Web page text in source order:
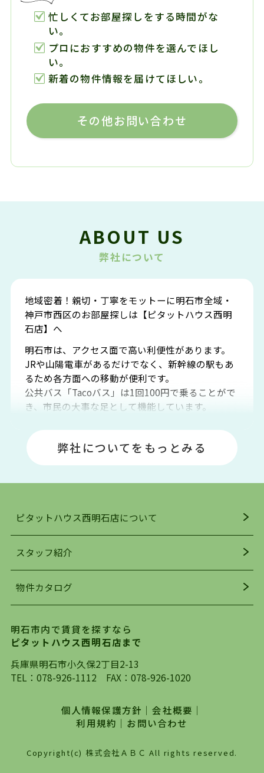
忙しくてお部屋探しをする時間がな
い。
プロにおすすめの物件を選んでほし
い。
新着の物件情報を届けてほしい。
その他お問い合わせ
ABOUT US
弊社について
地域密着！親切・丁寧をモットーに明石市全域・
神戸市西区のお部屋探しは【ピタットハウス西明
石店】へ
明石市は、アクセス面で高い利便性があります。
JRや山陽電車があるだけでなく、新幹線の駅もあ
るため各方面への移動が便利です。
公共バス「Tacoバス」は1回100円で乗ることがで
き、市民の大事な足として機能しています。
場や釣りスポットが多くあります。JR「大久保
駅」周辺には、ビブレ・イオンをはじめとした買
い物施設も多くあり、買い物にも困りません。
明石駅・西明石駅を中心に、明石市・神戸市西区
でお部屋探している方は、ぜひ当ＨＰにて物件を
お探しになってください。弊社は、スタッフの平
を行っており地域最大級の情報取扱量を誇ってお
ります。店頭で限られた物件をご紹介する、従来
自身でインターネットを利用し、理想のお部屋を
探していただき、選択していただいた物件情報に
対して、専門知識を持ったスタッフがサポートさ
せていただくスタイルを心がけております。私た
は、一度だけでは終わらない、お客様との末長い
お付き合いです。初めての一人暮らしから、就
職・ご結婚・売買物件の購入、などなど一生涯に
わたる、良きアドバイザーとして、地域に密着し
た営業スタイルで様々なお役立ちができればと強
弊社についてをもっとみる
ピタットハウス西明石店について
スタッフ紹介
物件カタログ
明石市内で賃貸を探すなら
ピタットハウス西明石店まで
兵庫県明石市小久保2丁目2-13
TEL： 078-926-1112 FAX：078-926-1020
個人情報保護方針 ｜会社概要 ｜
利用規約 ｜ お問い合わせ
Copyright(c) 株式会社ＡＢＣ All rights reserved.